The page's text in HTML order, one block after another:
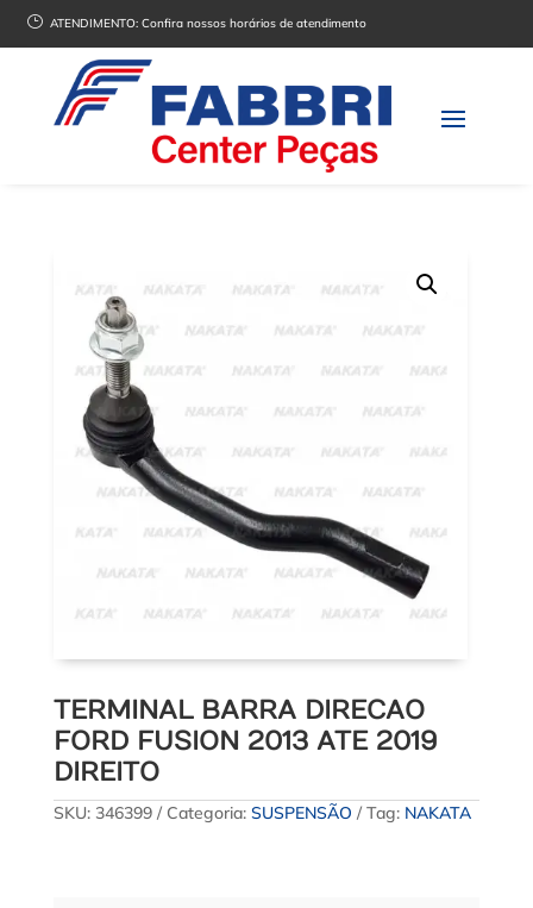
} ATENDIMENTO:Confira nossos horários de atendimento
TERMINAL BARRA DIRECAO
FORD FUSION 2013 ATE 2019
DIREITO
SKU: 346399 Categoria: SUSPENSÃO Tag: NAKATA